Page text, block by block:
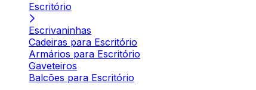
Escritório
Escrivaninhas
Cadeiras para Escritório
Armários para Escritório
Gaveteiros
Balcões para Escritório